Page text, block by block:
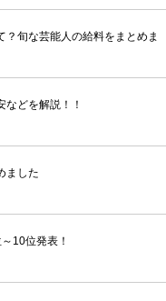
？旬な芸能人の給料をまとめま
どを解説！！
ました
10位発表！